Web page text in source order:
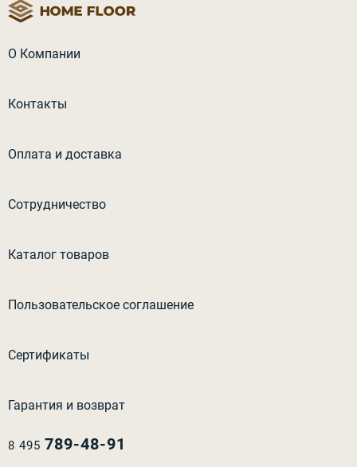
О Компании
Контакты
Оплата и доставка
Сотрудничество
Каталог товаров
Пользовательское соглашение
Сертификаты
Гарантия и возврат
8 495 789-48-91